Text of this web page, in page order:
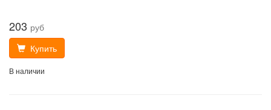
203 руб
Купить
В наличии